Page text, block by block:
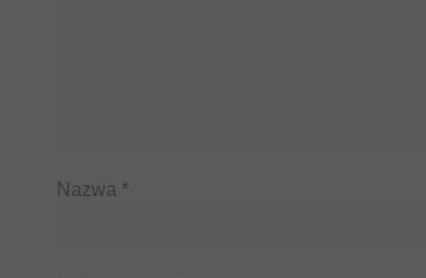
Nazwa *